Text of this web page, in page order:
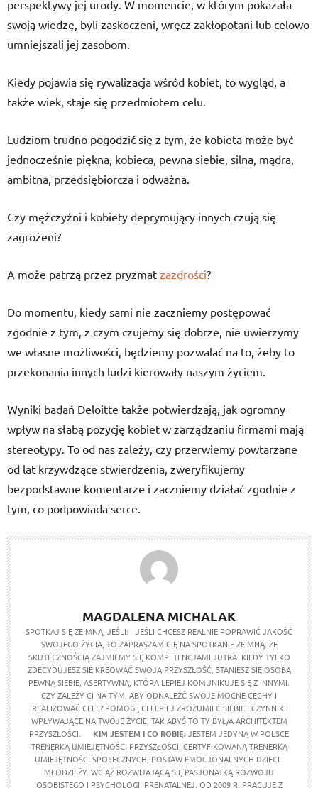
perspektywy jej urody. W momencie, w którym pokazała
swoją wiedzę, byli zaskoczeni, wręcz zakłopotani lub celowo
umniejszali jej zasobom.
Kiedy pojawia się rywalizacja wśród kobiet, to wygląd, a
także wiek, staje się przedmiotem celu.
Ludziom trudno pogodzić się z tym, że kobieta może być
jednocześnie piękna, kobieca, pewna siebie, silna, mądra,
ambitna, przedsiębiorcza i odważna.
Czy mężczyźni i kobiety deprymujący innych czują się
zagrożeni?
A może patrzą przez pryzmat zazdrości?
Do momentu, kiedy sami nie zaczniemy postępować
zgodnie z tym, z czym czujemy się dobrze, nie uwierzymy
we własne możliwości, będziemy pozwalać na to, żeby to
przekonania innych ludzi kierowały naszym życiem.
Wyniki badań Deloitte także potwierdzają, jak ogromny
wpływ na słabą pozycję kobiet w zarządzaniu firmami mają
stereotypy. To od nas zależy, czy przerwiemy powtarzane
od lat krzywdzące stwierdzenia, zweryfikujemy
bezpodstawne komentarze i zaczniemy działać zgodnie z
tym, co podpowiada serce.
MAGDALENA MICHALAK
SPOTKAJ SIĘ ZE MNĄ, JEŚLI: JEŚLI CHCESZ REALNIE POPRAWIĆ JAKOŚĆ
SWOJEGO ŻYCIA, TO ZAPRASZAM CIĘ NA SPOTKANIE ZE MNĄ. ZE
SKUTECZNOŚCIĄ ZAJMIEMY SIĘ KOMPETENCJAMI JUTRA. KIEDY TYLKO
ZDECYDUJESZ SIĘ KREOWAĆ SWOJĄ PRZYSZŁOŚĆ, STANIESZ SIĘ OSOBĄ
PEWNĄ SIEBIE, ASERTYWNĄ, KTÓRA LEPIEJ KOMUNIKUJE SIĘ Z INNYMI.
CZY ZALEŻY CI NA TYM, ABY ODNALEŹĆ SWOJE MOCNE CECHY I
REALIZOWAĆ CELE? POMOGĘ CI LEPIEJ ZROZUMIEĆ SIEBIE I CZYNNIKI
WPŁYWAJĄCE NA TWOJE ŻYCIE, TAK ABYŚ TO TY BYŁ/A ARCHITEKTEM
PRZYSZŁOŚCI. KIM JESTEM I CO ROBIĘ:JESTEM JEDYNĄ W POLSCE
TRENERKĄ UMIEJĘTNOŚCI PRZYSZŁOŚCI. CERTYFIKOWANĄ TRENERKĄ
UMIEJĘTNOŚCI SPOŁECZNYCH, POSTAW EMOCJONALNYCH DZIECI I
MŁODZIEŻY. WCIĄŻ ROZWIJAJĄCĄ SIĘ PASJONATKĄ ROZWOJU
OSOBISTEGO I PSYCHOLOGII PRENATALNEJ. OD 2009 R. PRACUJĘ Z